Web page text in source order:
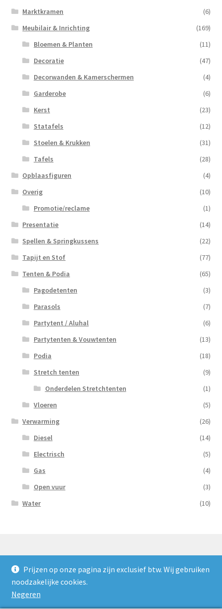
Prijzen op onze pagina zijn exclusief btw. Wij gebruiken
noodzakelijke cookies.
Negeren
Marktkramen
(6)
Meubilair & Inrichting
(169)
Bloemen & Planten
(11)
Decoratie
(47)
Decorwanden & Kamerschermen
(4)
Garderobe
(6)
Kerst
(23)
Statafels
(12)
Stoelen & Krukken
(31)
Tafels
(28)
Opblaasfiguren
(4)
Overig
(10)
Promotie/reclame
(1)
Presentatie
(14)
Spellen & Springkussens
(22)
Tapijt en Stof
(77)
Tenten & Podia
(65)
Pagodetenten
(3)
Parasols
(7)
Partytent / Aluhal
(6)
Partytenten & Vouwtenten
(13)
Podia
(18)
Stretch tenten
(9)
Onderdelen Stretchtenten
(1)
Vloeren
(5)
Verwarming
(26)
Diesel
(14)
Electrisch
(5)
Gas
(4)
Open vuur
(3)
Water
(10)
© Nooijens Verhuur 2026
Privacybeleid
Gebouwd met WooCommerce